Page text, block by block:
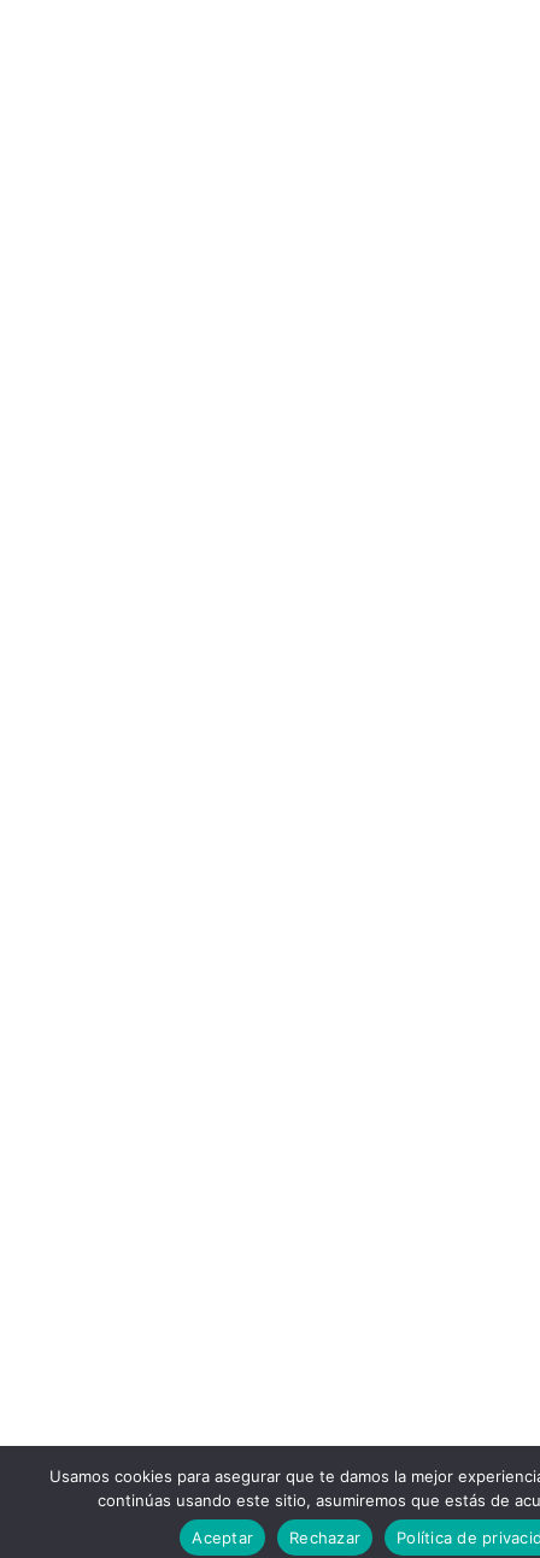
Usamos cookies para asegurar que te damos la mejor
continúas usando este sitio, asumiremos que estás de
Aceptar
Rechazar Política de